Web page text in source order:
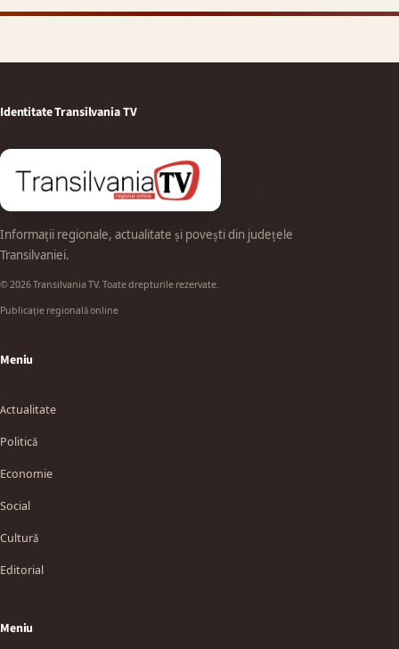
Identitate Transilvania TV
Informații regionale, actualitate și povești din județele
Transilvaniei.
© 2026 Transilvania TV. Toate drepturile rezervate.
Publicație regională online
Meniu
Actualitate
Politică
Economie
Social
Cultură
Editorial
Meniu